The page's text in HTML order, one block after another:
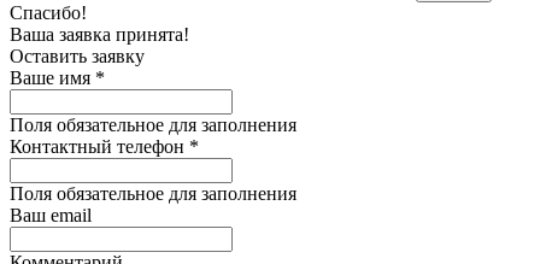
Спасибо!
Ваша заявка принята!
Оставить заявку
Ваше имя *
Поля обязательное для заполнения
Контактный телефон *
Поля обязательное для заполнения
Ваш email